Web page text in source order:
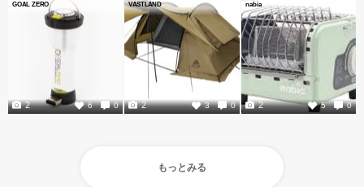
GOAL ZERO
6 0
2
VASTLAND
3 0
2
nabia
5 0
2
もっとみる